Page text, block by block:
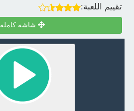
تقييم اللعبة:
شاشة كاملة